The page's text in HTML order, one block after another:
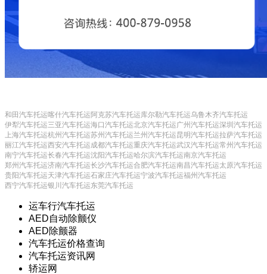
和田汽车托运喀什汽车托运阿克苏汽车托运库尔勒汽车托运乌鲁木齐汽车托运
伊犁汽车托运三亚汽车托运海口汽车托运北京汽车托运广州汽车托运深圳汽车托运
上海汽车托运杭州汽车托运苏州汽车托运兰州汽车托运昆明汽车托运拉萨汽车托运
丽江汽车托运西安汽车托运成都汽车托运重庆汽车托运武汉汽车托运常州汽车托运
南宁汽车托运长春汽车托运沈阳汽车托运哈尔滨汽车托运南京汽车托运
郑州汽车托运济南汽车托运长沙汽车托运合肥汽车托运南昌汽车托运太原汽车托运
贵阳汽车托运天津汽车托运石家庄汽车托运宁波汽车托运福州汽车托运
西宁汽车托运银川汽车托运东莞汽车托运
运车行汽车托运
AED自动除颤仪
AED除颤器
汽车托运价格查询
汽车托运资讯网
轿运网